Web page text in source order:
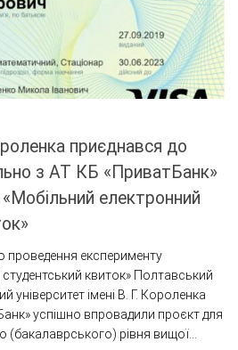
приєднався до
з АТ КБ «ПриватБанк»
електронний
проведення експерименту
квиток» Полтавський
університет імені В. Г. Короленка
успішно впровадили проєкт для
(бакалаврського) рівня вищої...